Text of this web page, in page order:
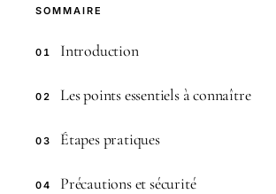
SOMMAIRE
01 Introduction
02 Les points essentiels à connaître
03 Étapes pratiques
04 Précautions et sécurité